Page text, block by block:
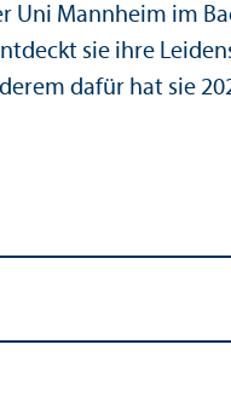
Uni Mannheim im
sie ihre
dafür hat sie